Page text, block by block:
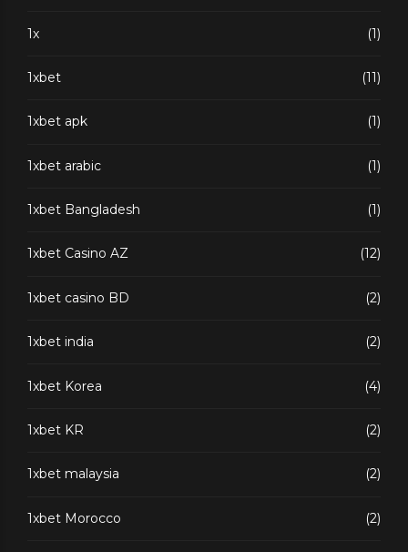
1x (1)
1xbet (11)
1xbet apk (1)
1xbet arabic (1)
1xbet Bangladesh (1)
1xbet Casino AZ (12)
1xbet casino BD (2)
1xbet india (2)
1xbet Korea (4)
1xbet KR (2)
1xbet malaysia (2)
1xbet Morocco (2)